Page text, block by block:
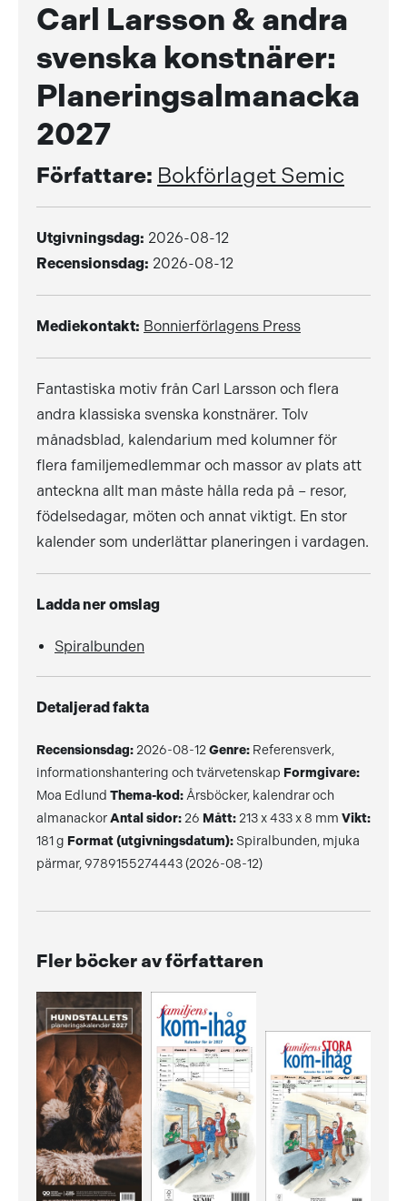
Carl Larsson & andra
svenska konstnärer:
Planeringsalmanacka
2027
Författare: Bokförlaget Semic
Utgivningsdag: 2026-08-12
Recensionsdag: 2026-08-12
Mediekontakt: Bonnierförlagens Press
Fantastiska motiv från Carl Larsson och flera
andra klassiska svenska konstnärer. Tolv
månadsblad, kalendarium med kolumner för
flera familjemedlemmar och massor av plats att
anteckna allt man måste hålla reda på – resor,
födelsedagar, möten och annat viktigt. En stor
kalender som underlättar planeringen i vardagen.
Ladda ner omslag
Spiralbunden
Detaljerad fakta
Recensionsdag: 2026-08-12 Genre: Referensverk,
informationshantering och tvärvetenskap Formgivare:
Moa Edlund Thema-kod: Årsböcker, kalendrar och
almanackorAntal sidor: 26 Mått: 213 x 433 x 8 mm Vikt:
181 g Format (utgivningsdatum): Spiralbunden, mjuka
pärmar, 9789155274443 (2026-08-12)
Fler böcker av författaren